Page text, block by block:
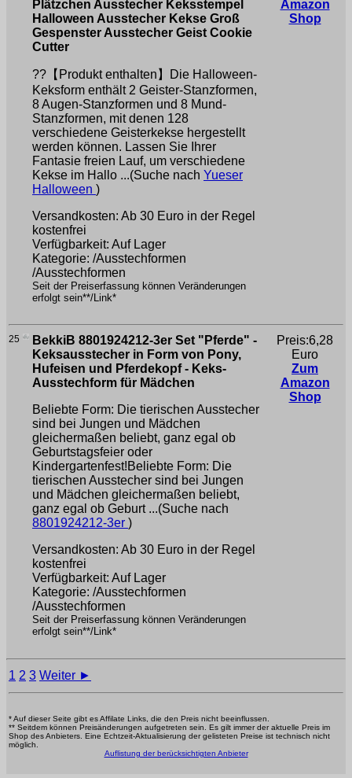
Plätzchen Ausstecher Keksstempel
Halloween Ausstecher Kekse Groß
Gespenster Ausstecher Geist Cookie
Cutter
??【Produkt enthalten】Die Halloween-
Keksform enthält 2 Geister-Stanzformen,
8 Augen-Stanzformen und 8 Mund-
Stanzformen, mit denen 128
verschiedene Geisterkekse hergestellt
werden können. Lassen Sie Ihrer
Fantasie freien Lauf, um verschiedene
Kekse im Hallo ...(Suche nach Yueser
Halloween )
Versandkosten: Ab 30 Euro in der Regel
kostenfrei
Verfügbarkeit: Auf Lager
Kategorie: /Ausstechformen
/Ausstechformen
Seit der Preiserfassung können Veränderungen
erfolgt sein**/Link*
Amazon
Shop
25
BekkiB 8801924212-3er Set "Pferde" -
Keksausstecher in Form von Pony,
Hufeisen und Pferdekopf - Keks-
Ausstechform für Mädchen
Beliebte Form: Die tierischen Ausstecher
sind bei Jungen und Mädchen
gleichermaßen beliebt, ganz egal ob
Geburtstagsfeier oder
Kindergartenfest!Beliebte Form: Die
tierischen Ausstecher sind bei Jungen
und Mädchen gleichermaßen beliebt,
ganz egal ob Geburt ...(Suche nach
8801924212-3er )
Versandkosten: Ab 30 Euro in der Regel
kostenfrei
Verfügbarkeit: Auf Lager
Kategorie: /Ausstechformen
/Ausstechformen
Seit der Preiserfassung können Veränderungen
erfolgt sein**/Link*
Preis:6,28
Euro
Zum
Amazon
Shop
1 2 3 Weiter ►
* Auf dieser Seite gibt es Affilate Links, die den Preis nicht beeinflussen.
** Seitdem können Preisänderungen aufgetreten sein. Es gilt immer der aktuelle Preis im
Shop des Anbieters. Eine Echtzeit-Aktualisierung der gelisteten Preise ist technisch nicht
möglich.
Auflistung der berücksichtigten Anbieter